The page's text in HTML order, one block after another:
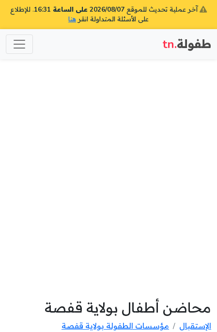
آخر عملية تحديث للموقع 2026/08/07 على الساعة 16:31
. للإطلاع
على الأسئلة المتداولة انقر هنا
طفولة.tn
محاضن أطفال بولاية قفصة
الإستقبال
مؤسسات الطفولة بولاية قفصة